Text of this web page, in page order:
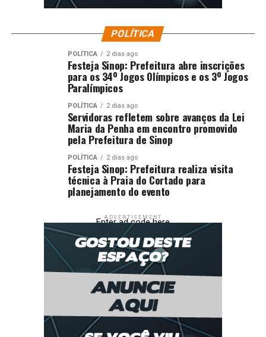
POLÍTICA
POLÍTICA 2 dias ago
Festeja Sinop: Prefeitura abre inscrições
para os 34º Jogos Olímpicos e os 3º Jogos
Paralímpicos
POLÍTICA 2 dias ago
Servidoras refletem sobre avanços da Lei
Maria da Penha em encontro promovido
pela Prefeitura de Sinop
POLÍTICA 2 dias ago
Festeja Sinop: Prefeitura realiza visita
técnica à Praia do Cortado para
planejamento do evento
ADVERTISEMENT
Enter ad code here